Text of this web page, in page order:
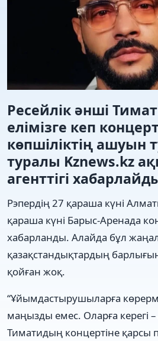
Ресейлік әнші
елімізге кеп
көпшіліктің ашуын
туралы Kznews.kz
агенттігі
Рэпердің 27 қараша күні
қараша күні Барыс-Аренада
хабарланды. Алайда бұл
қазақстандықтардың
қойған жоқ.
“Ұйымдастырушыларға
маңызды емес. Оларға керегі
Тиматидың концертіне қарсы